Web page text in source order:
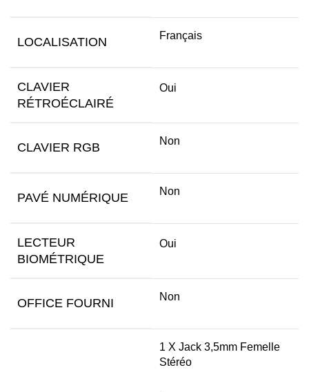
LOCALISATION Français
CLAVIER
RÉTROÉCLAIRÉ
Oui
CLAVIER RGB Non
PAVÉ NUMÉRIQUE Non
LECTEUR
BIOMÉTRIQUE
Oui
OFFICE FOURNI Non
1 X Jack 3,5mm Femelle
Stéréo